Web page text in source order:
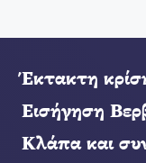
Έκτακτη
Εισήγηση
Κλάπα και